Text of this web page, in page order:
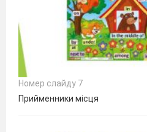
Номер слайду 7
Прийменники місця